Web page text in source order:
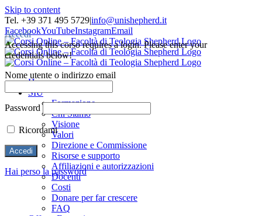
Skip to content
Tel. +39 371 495 5729|info@unishepherd.it
FacebookYouTubeInstagramEmail
Home
SIU
Formazione
Chi Siamo
Visione
Valori
Direzione e Commissione
Risorse e supporto
Affiliazioni e autorizzazioni
Docenti
Costi
Donare per far crescere
FAQ
Accedi
Accessing this corso requires a login. Please enter your
credentials below!
Nome utente o indirizzo email
Password
Ricordami
Hai perso la password